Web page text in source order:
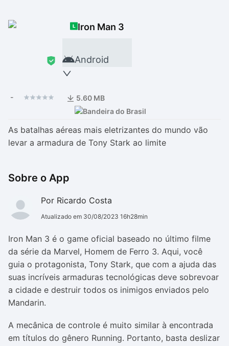
Iron Man 3
Android
- 5.60 MB
As batalhas aéreas mais eletrizantes do mundo vão
levar a armadura de Tony Stark ao limite
Sobre o App
Por Ricardo Costa
Atualizado em 30/08/2023 16h28min
Iron Man 3 é o game oficial baseado no último filme
da série da Marvel, Homem de Ferro 3. Aqui, você
guia o protagonista, Tony Stark, que com a ajuda das
suas incríveis armaduras tecnológicas deve sobrevoar
a cidade e destruir todos os inimigos enviados pelo
Mandarin.
A mecânica de controle é muito similar à encontrada
em títulos do gênero Running. Portanto, basta deslizar